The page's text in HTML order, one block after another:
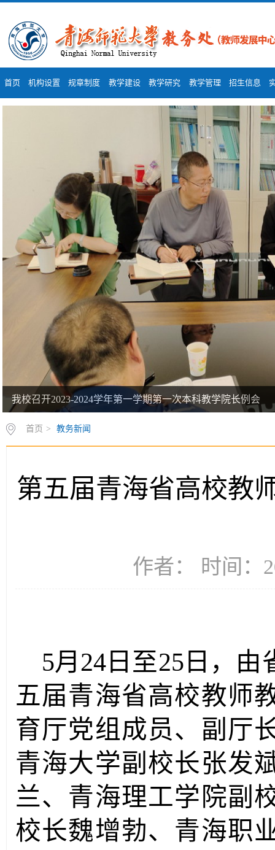
首页 机构设置 规章制度 教学建设 教学研究 教学管理 招生信息
我校召开2023-2024学年第一学期第一次本科教学院长例会
首页 > 教务新闻
第五届青海省高校教
作者： 时间：
5月 24 日至25 日，由
五届青海省高校教师
育厅党组成员、副厅
青海大学副校长张发
兰、青海理工学院副
校长魏增勃、青海职